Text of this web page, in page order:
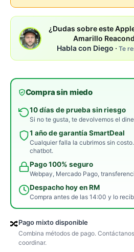
¿Dudas sobre este
Amarillo
Habla con Diego · Te
Compra sin miedo
10 días de prueba sin riesgo
Si no te gusta, te devolvemos el
1 año de garantía SmartDeal
Cualquier falla la cubrimos sin
chatbot.
Pago 100% seguro
Webpay, Mercado Pago,
Despacho hoy en RM
Compra antes de las 14:00 y lo
🔀Pago mixto disponible
Combina métodos de pago.
coordinar.